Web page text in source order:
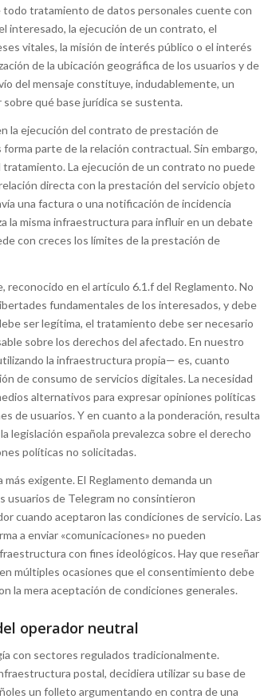
tratamiento de datos personales cuente con
interesado, la ejecución de un contrato, el
vitales, la misión de interés público o el interés
de la ubicación geográfica de los usuarios y de
del mensaje constituye, indudablemente, un
qué base jurídica se sustenta.
la ejecución del contrato de prestación de
parte de la relación contractual. Sin embargo,
La ejecución de un contrato no puede
directa con la prestación del servicio objeto
una factura o una notificación de incidencia
la misma infraestructura para influir en un debate
con creces los límites de la prestación de
en el artículo 6.1.f del Reglamento. No
fundamentales de los interesados, y debe
ser legítima, el tratamiento debe ser necesario
sobre los derechos del afectado. En nuestro
la infraestructura propia— es, cuanto
de consumo de servicios digitales. La necesidad
alternativos para expresar opiniones políticas
de usuarios. Y en cuanto a la ponderación, resulta
legislación española prevalezca sobre el derecho
políticas no solicitadas.
exigente. El Reglamento demanda un
usuarios de Telegram no consintieron
cuando aceptaron las condiciones de servicio. Las
a enviar «comunicaciones» no pueden
con fines ideológicos. Hay que reseñar
múltiples ocasiones que el consentimiento debe
la mera aceptación de condiciones generales.
operador neutral
con sectores regulados tradicionalmente.
postal, decidiera utilizar su base de
un folleto argumentando en contra de una